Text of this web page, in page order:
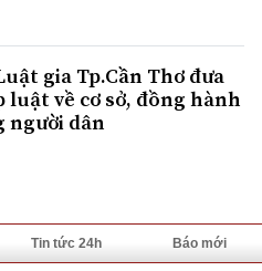
gia Tp.Cần Thơ đưa
luật về cơ sở, đồng hành
người dân
Tin tức 24h Báo mới